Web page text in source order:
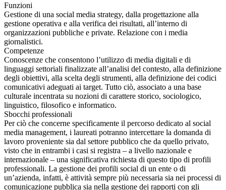
Funzioni
Gestione di una social media strategy, dalla progettazione alla
gestione operativa e alla verifica dei risultati, all’interno di
organizzazioni pubbliche e private. Relazione con i media
giornalistici.
Competenze
Conoscenze che consentono l’utilizzo di media digitali e di
linguaggi settoriali finalizzate all’analisi del contesto, alla definizione
degli obiettivi, alla scelta degli strumenti, alla definizione dei codici
comunicativi adeguati ai target. Tutto ciò, associato a una base
culturale incentrata su nozioni di carattere storico, sociologico,
linguistico, filosofico e informatico.
Sbocchi professionali
Per ciò che concerne specificamente il percorso dedicato al social
media management, i laureati potranno intercettare la domanda di
lavoro proveniente sia dal settore pubblico che da quello privato,
visto che in entrambi i casi si registra – a livello nazionale e
internazionale – una significativa richiesta di questo tipo di profili
professionali. La gestione dei profili social di un ente o di
un’azienda, infatti, è attività sempre più necessaria sia nei processi di
comunicazione pubblica sia nella gestione dei rapporti con gli